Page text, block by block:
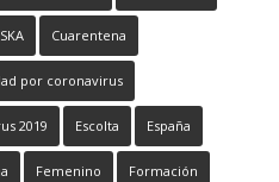
Cuarentena
por coronavirus
2019 Escolta España
Femenino Formación